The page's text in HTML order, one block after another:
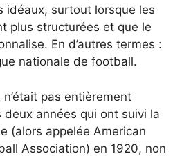
idéaux, surtout lorsque les
plus structurées et que le
En d’autres termes :
nationale de football.
pas entièrement
deux années qui ont suivi la
(alors appelée American
Association) en 1920, non